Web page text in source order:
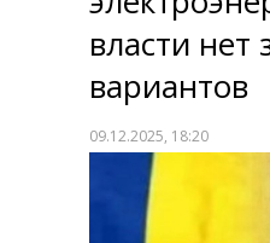
власти нет
вариантов
09.12.2025, 18:20